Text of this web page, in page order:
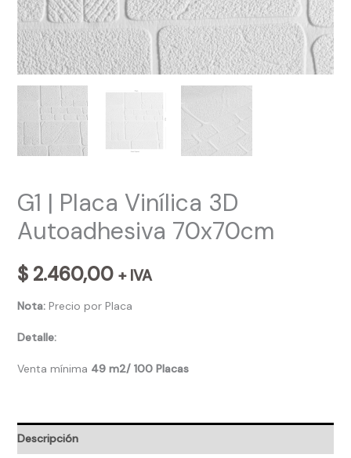
G1 | Placa Vinílica 3D
Autoadhesiva 70x70cm
$2.460,00 + IVA
Nota: Precio por Placa
Detalle:
Venta mínima 49 m2/ 100 Placas
Descripción